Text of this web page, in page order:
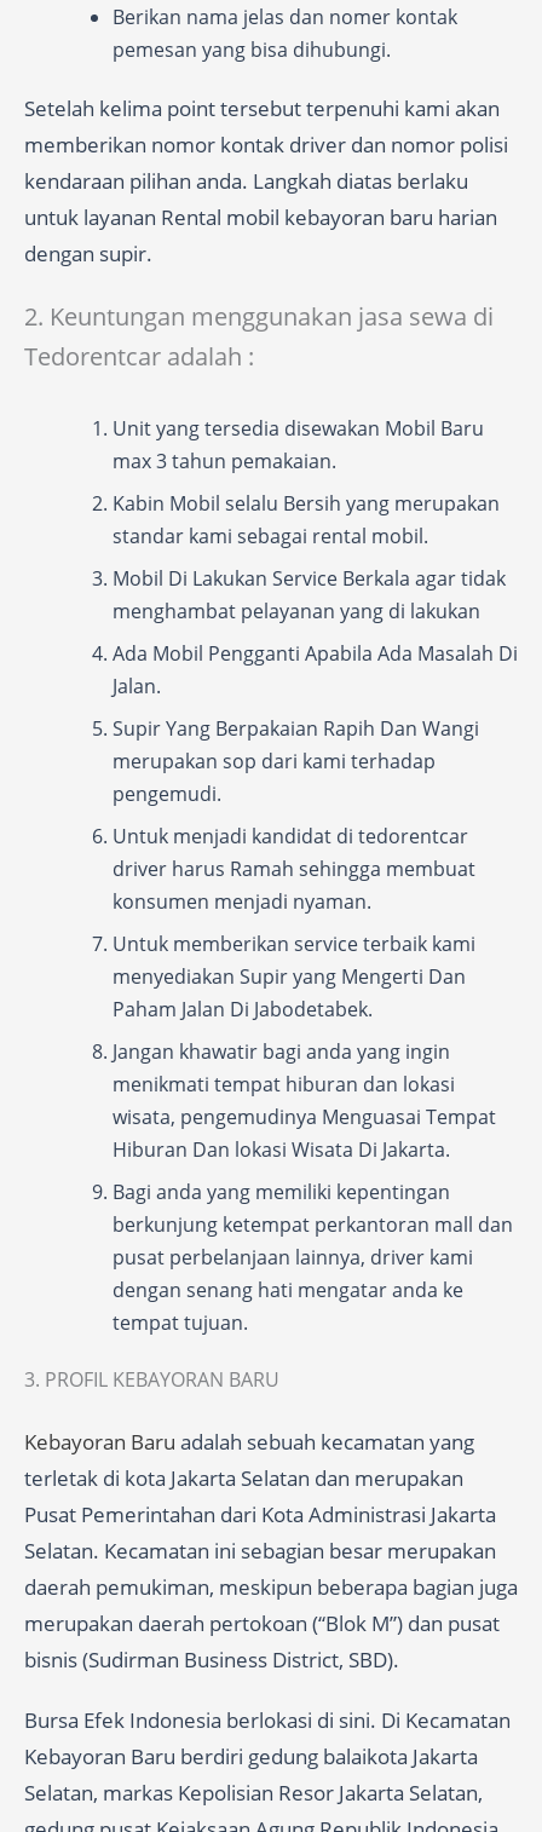
Berikan nama jelas dan nomer kontak
pemesan yang bisa dihubungi.
Setelah kelima point tersebut terpenuhi kami akan
memberikan nomor kontak driver dan nomor polisi
kendaraan pilihan anda. Langkah diatas berlaku
untuk layanan Rental mobil kebayoran baru harian
dengan supir.
2. Keuntungan menggunakan jasa sewa di
Tedorentcar adalah :
Unit yang tersedia disewakan Mobil Baru
max 3 tahun pemakaian.
Kabin Mobil selalu Bersih yang merupakan
standar kami sebagai rental mobil.
Mobil Di Lakukan Service Berkala agar tidak
menghambat pelayanan yang di lakukan
Ada Mobil Pengganti Apabila Ada Masalah Di
Jalan.
Supir Yang Berpakaian Rapih Dan Wangi
merupakan sop dari kami terhadap
pengemudi.
Untuk menjadi kandidat di tedorentcar
driver harus Ramah sehingga membuat
konsumen menjadi nyaman.
Untuk memberikan service terbaik kami
menyediakan Supir yang Mengerti Dan
Paham Jalan Di Jabodetabek.
Jangan khawatir bagi anda yang ingin
menikmati tempat hiburan dan lokasi
wisata, pengemudinya Menguasai Tempat
Hiburan Dan lokasi Wisata Di Jakarta.
Bagi anda yang memiliki kepentingan
berkunjung ketempat perkantoran mall dan
pusat perbelanjaan lainnya, driver kami
dengan senang hati mengatar anda ke
tempat tujuan.
3. PROFIL KEBAYORAN BARU
Kebayoran Baru adalah sebuah kecamatan yang
terletak di kota Jakarta Selatan dan merupakan
Pusat Pemerintahan dari Kota Administrasi Jakarta
Selatan. Kecamatan ini sebagian besar merupakan
daerah pemukiman, meskipun beberapa bagian juga
merupakan daerah pertokoan (“Blok M”) dan pusat
bisnis (Sudirman Business District, SBD).
Bursa Efek Indonesia berlokasi di sini. Di Kecamatan
Kebayoran Baru berdiri gedung balaikota Jakarta
Selatan, markas Kepolisian Resor Jakarta Selatan,